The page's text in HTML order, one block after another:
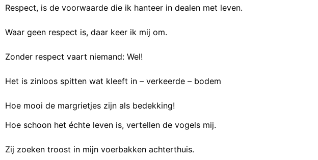
Respect, is de voorwaarde die ik hanteer in dealen met leven.
Waar geen respect is, daar keer ik mij om.
Zonder respect vaart niemand: Wel!
Het is zinloos spitten wat kleeft in – verkeerde – bodem
Hoe mooi de margrietjes zijn als bedekking!
Hoe schoon het échte leven is, vertellen de vogels mij.
Zij zoeken troost in mijn voerbakken achterthuis.